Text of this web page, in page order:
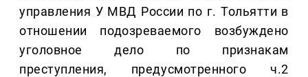
управления У МВД России по г. Тольятти в
отношении подозреваемого возбуждено
уголовное дело по признакам
преступления, предусмотренного ч.2